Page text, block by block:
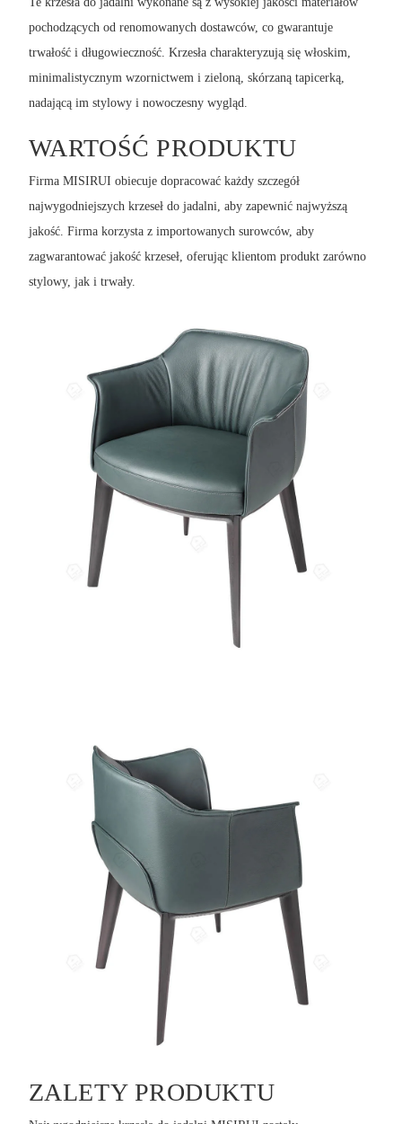
pochodzących od renomowanych dostawców, co gwarantuje
trwałość i długowieczność. Krzesła charakteryzują się włoskim,
minimalistycznym wzornictwem i zieloną, skórzaną tapicerką,
nadającą im stylowy i nowoczesny wygląd.
WARTOŚĆ PRODUKTU
Firma MISIRUI obiecuje dopracować każdy szczegół
najwygodniejszych krzeseł do jadalni, aby zapewnić najwyższą
jakość. Firma korzysta z importowanych surowców, aby
zagwarantować jakość krzeseł, oferując klientom produkt zarówno
stylowy, jak i trwały.
ZALETY PRODUKTU